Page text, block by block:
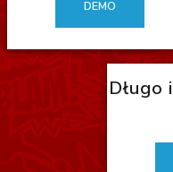
DEMO
Długo